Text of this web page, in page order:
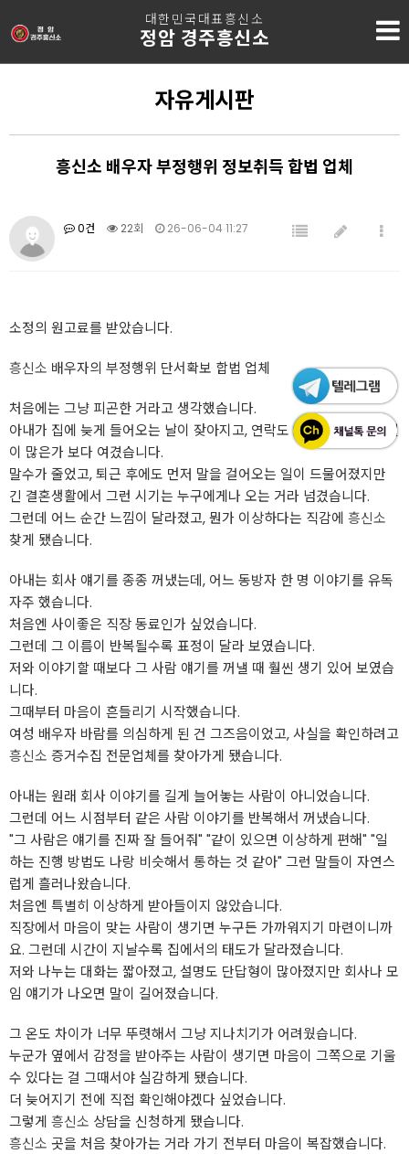
대한민국대표흥신소
정암 경주흥신소
자유게시판
흥신소 배우자 부정행위 정보취득 합법 업체
0건 22회 26-06-04 11:27
소정의 원고료를 받았습니다.
흥신소 배우자의 부정행위 단서확보 합법 업체
처음에는 그냥 피곤한 거라고 생각했습니다.
아내가 집에 늦게 들어오는 날이 잦아지고, 연락도 뜸해졌지만 직장일
이 많은가 보다 여겼습니다.
말수가 줄었고, 퇴근 후에도 먼저 말을 걸어오는 일이 드물어졌지만
긴 결혼생활에서 그런 시기는 누구에게나 오는 거라 넘겼습니다.
그런데 어느 순간 느낌이 달라졌고, 뭔가 이상하다는 직감에 흥신소
찾게 됐습니다.
아내는 회사 얘기를 종종 꺼냈는데, 어느 동방자 한 명 이야기를 유독
자주 했습니다.
처음엔 사이좋은 직장 동료인가 싶었습니다.
그런데 그 이름이 반복될수록 표정이 달라 보였습니다.
저와 이야기할 때보다 그 사람 얘기를 꺼낼 때 훨씬 생기 있어 보였습
니다.
그때부터 마음이 흔들리기 시작했습니다.
여성 배우자 바람를 의심하게 된 건 그즈음이었고, 사실을 확인하려고
흥신소 증거수집 전문업체를 찾아가게 됐습니다.
아내는 원래 회사 이야기를 길게 늘어놓는 사람이 아니었습니다.
그런데 어느 시점부터 같은 사람 이야기를 반복해서 꺼냈습니다.
"그 사람은 얘기를 진짜 잘 들어줘" "같이 있으면 이상하게 편해" "일
하는 진행 방법도 나랑 비슷해서 통하는 것 같아" 그런 말들이 자연스
럽게 흘러나왔습니다.
처음엔 특별히 이상하게 받아들이지 않았습니다.
직장에서 마음이 맞는 사람이 생기면 누구든 가까워지기 마련이니까
요. 그런데 시간이 지날수록 집에서의 태도가 달라졌습니다.
저와 나누는 대화는 짧아졌고, 설명도 단답형이 많아졌지만 회사나 모
임 얘기가 나오면 말이 길어졌습니다.
그 온도 차이가 너무 뚜렷해서 그냥 지나치기가 어려웠습니다.
누군가 옆에서 감정을 받아주는 사람이 생기면 마음이 그쪽으로 기울
수 있다는 걸 그때서야 실감하게 됐습니다.
더 늦어지기 전에 직접 확인해야겠다 싶었습니다.
그렇게 흥신소 상담을 신청하게 됐습니다.
흥신소 곳을 처음 찾아가는 거라 가기 전부터 마음이 복잡했습니다.